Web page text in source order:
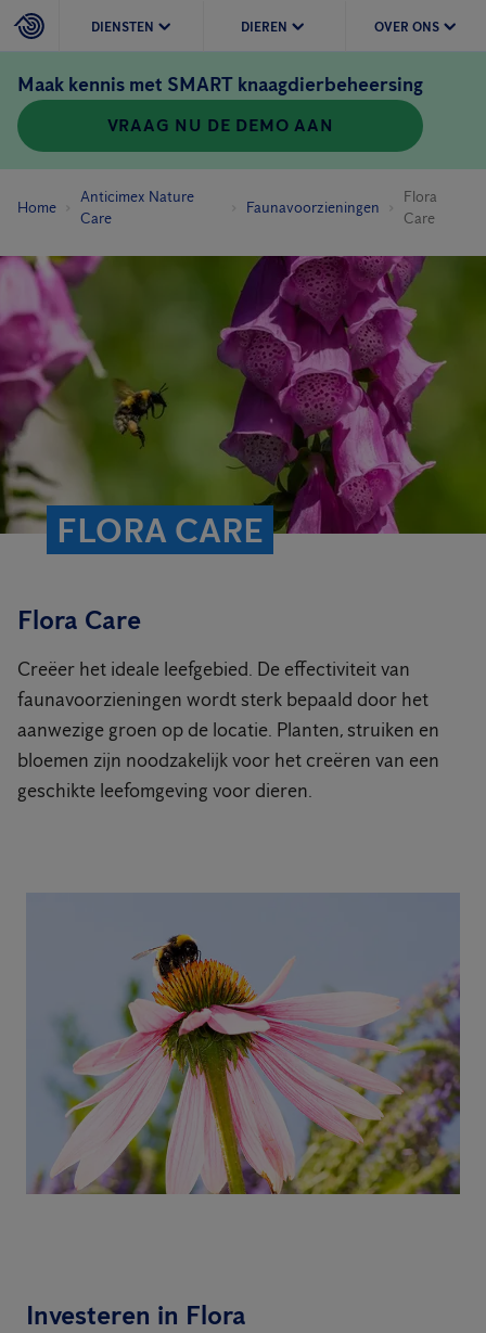
DIENSTEN DIEREN OVER ONS
Maak kennis met SMART knaagdierbeheersing
VRAAG NU DE DEMO AAN
Home
Anticimex Nature
Care
Faunavoorzieningen
Flora
Care
FLORA CARE
Flora Care
Creëer het ideale leefgebied. De effectiviteit van
faunavoorzieningen wordt sterk bepaald door het
aanwezige groen op de locatie. Planten, struiken en
bloemen zijn noodzakelijk voor het creëren van een
geschikte leefomgeving voor dieren.
Investeren in Flora